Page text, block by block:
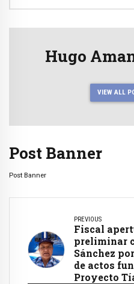
Hugo
VIEW ALL
Post Banner
Post Banner
PREVIOUS
Fiscal
preliminar
Sánchez
de actos
Proyecto